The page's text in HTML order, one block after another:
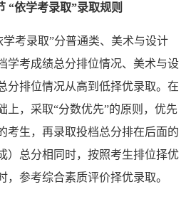
“依学考录取”录取规则
学考录取”分普通类、美术与设计
学考成绩总分排位情况、美术与设
分排位情况从高到低择优录取。 在
上，采取“分数优先”的原则，优先
考生，再录取投档总分排在后面的
）总分相同时，按照考生排位择优
，参考综合素质评价择优录取。